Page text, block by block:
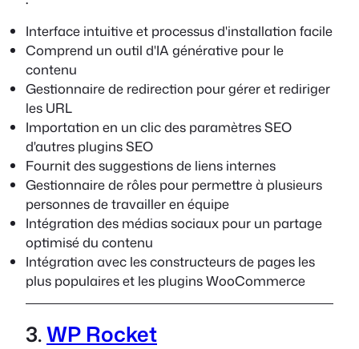
Interface intuitive et processus d'installation facile
Comprend un outil d'IA générative pour le
contenu
Gestionnaire de redirection pour gérer et rediriger
les URL
Importation en un clic des paramètres SEO
d'autres plugins SEO
Fournit des suggestions de liens internes
Gestionnaire de rôles pour permettre à plusieurs
personnes de travailler en équipe
Intégration des médias sociaux pour un partage
optimisé du contenu
Intégration avec les constructeurs de pages les
plus populaires et les plugins WooCommerce
3.WP Rocket